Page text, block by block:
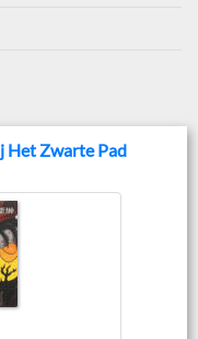
Het Zwarte Pad